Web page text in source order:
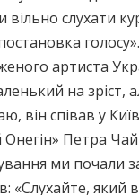
слухати
артиста
на зріст,
він співав у
Онегін» Петра
ми почали
«Слухайте, який